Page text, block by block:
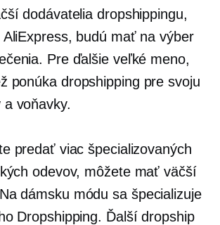
dodávatelia dropshippingu,
budú mať na výber
Pre ďalšie veľké meno,
ponúka dropshipping pre svoju
voňavky.
predať viac špecializovaných
odevov, môžete mať väčší
dámsku módu sa špecializuje
Dropshipping. Ďalší dropship